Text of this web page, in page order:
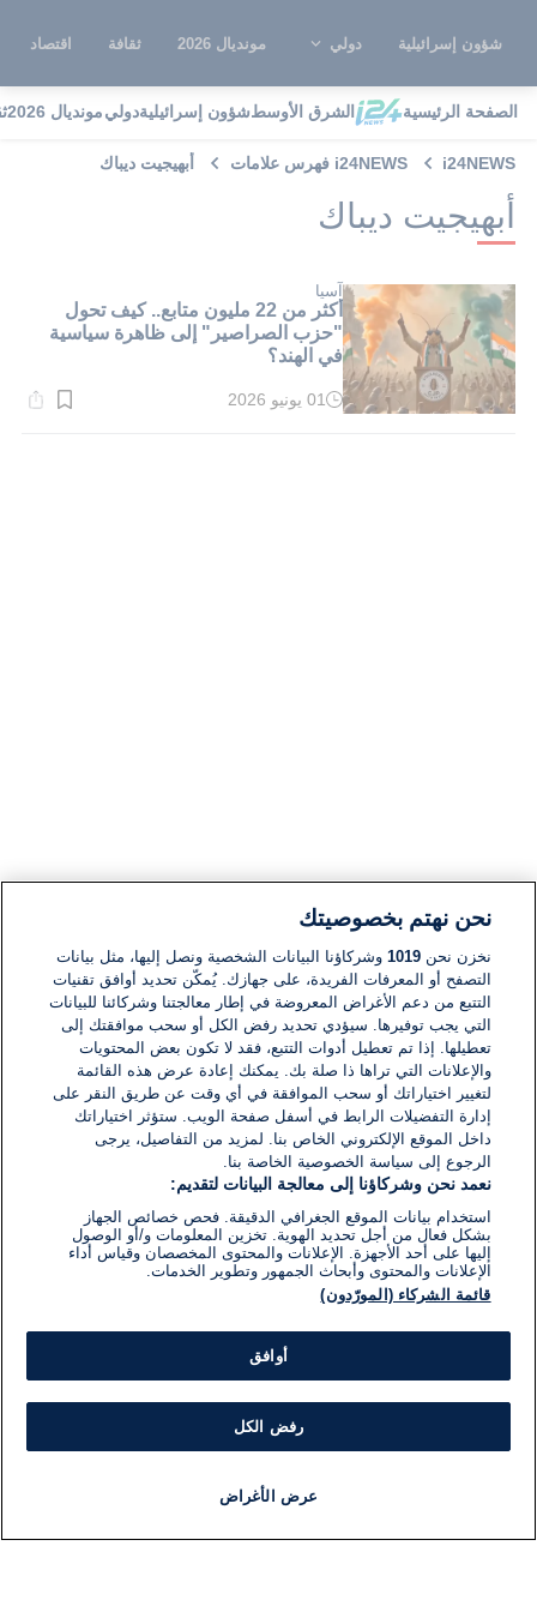
شؤون إسرائيلية دولي مونديال 2026 ثقافة اقتصاد
الصفحة الرئيسية الشرق الأوسطشؤون إسرائيليةدوليمونديال 2026
i24NEWS i24NEWS فهرس علامات أبهيجيت ديباك
أبهيجيت ديباك
آسيا
أكثر من 22 مليون متابع.. كيف تحول
"حزب الصراصير" إلى ظاهرة سياسية
في الهند؟
وقت
01 يونيو 2026
نحن نهتم بخصوصيتك
نخزن نحن1019 وشركاؤنا البيانات الشخصية ونصل إليها، مثل بيانات
التصفح أو المعرفات الفريدة، على جهازك. يُمكّن تحديد أوافق تقنيات
التتبع من دعم الأغراض المعروضة في إطار معالجتنا وشركائنا للبيانات
التي يجب توفيرها. سيؤدي تحديد رفض الكل أو سحب موافقتك إلى
تعطيلها. إذا تم تعطيل أدوات التتبع، فقد لا تكون بعض المحتويات
والإعلانات التي تراها ذا صلة بك. يمكنك إعادة عرض هذه القائمة
لتغيير اختياراتك أو سحب الموافقة في أي وقت عن طريق النقر على
إدارة التفضيلات الرابط في أسفل صفحة الويب. ستؤثر اختياراتك
داخل الموقع الإلكتروني الخاص بنا. لمزيد من التفاصيل، يرجى
الرجوع إلى سياسة الخصوصية الخاصة بنا.
نعمد نحن وشركاؤنا إلى معالجة البيانات لتقديم:
استخدام بيانات الموقع الجغرافي الدقيقة. فحص خصائص الجهاز
بشكل فعال من أجل تحديد الهوية. تخزين المعلومات و/أو الوصول
إليها على أحد الأجهزة. الإعلانات والمحتوى المخصصان وقياس أداء
الإعلانات والمحتوى وأبحاث الجمهور وتطوير الخدمات.
قائمة الشركاء (المورّدون)
أوافق
رفض الكل
عرض الأغراض